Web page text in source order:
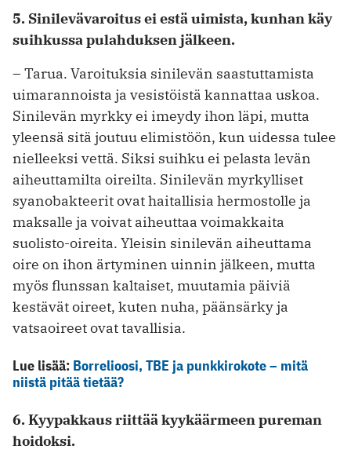
5. Sinilevävaroitus ei estä uimista, kunhan käy
suihkussa pulahduksen jälkeen.
– Tarua. Varoituksia sinilevän saastuttamista
uimarannoista ja vesistöistä kannattaa uskoa.
Sinilevän myrkky ei imeydy ihon läpi, mutta
yleensä sitä joutuu elimistöön, kun uidessa tulee
nielleeksi vettä. Siksi suihku ei pelasta levän
aiheuttamilta oireilta. Sinilevän myrkylliset
syanobakteerit ovat haitallisia hermostolle ja
maksalle ja voivat aiheuttaa voimakkaita
suolisto-oireita. Yleisin sinilevän aiheuttama
oire on ihon ärtyminen uinnin jälkeen, mutta
myös flunssan kaltaiset, muutamia päiviä
kestävät oireet, kuten nuha, päänsärky ja
vatsaoireet ovat tavallisia.
Lue lisää: Borrelioosi, TBE ja punkkirokote – mitä
niistä pitää tietää?
6. Kyypakkaus riittää kyykäärmeen pureman
hoidoksi.